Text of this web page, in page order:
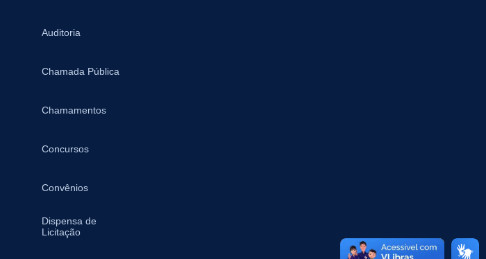
Auditoria
Chamada Pública
Chamamentos
Concursos
Convênios
Dispensa de
Licitação